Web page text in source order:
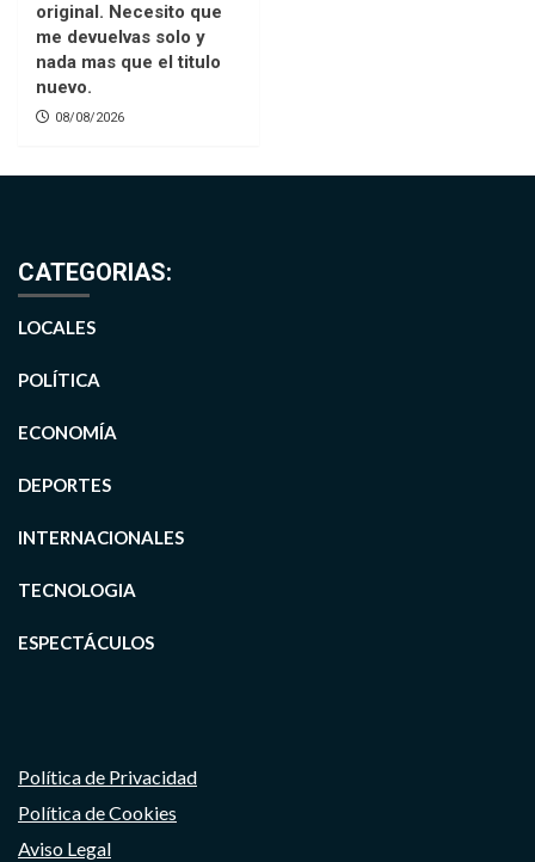
original. Necesito que
me devuelvas solo y
nada mas que el titulo
nuevo.
08/08/2026
CATEGORIAS:
LOCALES
POLÍTICA
ECONOMÍA
DEPORTES
INTERNACIONALES
TECNOLOGIA
ESPECTÁCULOS
Política de Privacidad
Política de Cookies
Aviso Legal